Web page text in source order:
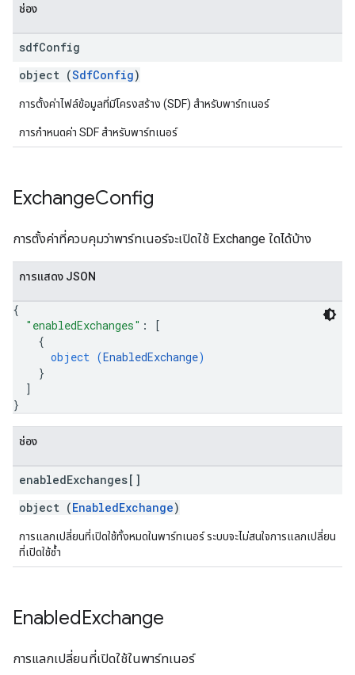
ช่อง
sdfConfig
object (SdfConfig)
การตั้งค่าไฟล์ข้อมูลที่มีโครงสร้าง (SDF) สำหรับพาร์ทเนอร์
การกำหนดค่า SDF สำหรับพาร์ทเนอร์
ExchangeConfig
การตั้งค่าที่ควบคุมว่าพาร์ทเนอร์จะเปิดใช้ Exchange ใดได้บ้าง
การแสดง JSON
{
"enabledExchanges" :
[
{
object (EnabledExchange)
}
]
}
ช่อง
enabledExchanges[]
object (EnabledExchange)
การแลกเปลี่ยนที่เปิดใช้ทั้งหมดในพาร์ทเนอร์ ระบบจะไม่สนใจการแลกเปลี่ยน
ที่เปิดใช้ซ้ำ
EnabledExchange
การแลกเปลี่ยนที่เปิดใช้ในพาร์ทเนอร์